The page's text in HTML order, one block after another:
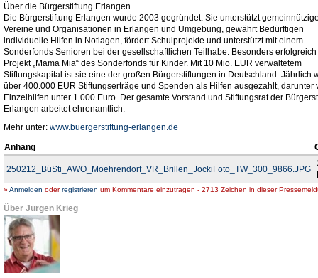
Über die Bürgerstiftung Erlangen
Die Bürgerstiftung Erlangen wurde 2003 gegründet. Sie unterstützt
Vereine und Organisationen in Erlangen und Umgebung, gewährt Bedürftigen
individuelle Hilfen in Notlagen, fördert Schulprojekte und unterstützt mit einem
Sonderfonds Senioren bei der gesellschaftlichen Teilhabe. Besonders erfolgreich
Projekt „Mama Mia“ des Sonderfonds für Kinder. Mit 10 Mio. EUR verwaltetem
Stiftungskapital ist sie eine der großen Bürgerstiftungen in Deutschland. Jährlich
über 400.000 EUR Stiftungserträge und Spenden als Hilfen ausgezahlt, darunter
Einzelhilfen unter 1.000 Euro. Der gesamte Vorstand und Stiftungsrat der
Erlangen arbeitet ehrenamtlich.
Mehr unter: www.buergerstiftung-erlangen.de
Anhang
250212_BüSti_AWO_Moehrendorf_VR_Brillen_JockiFoto_TW_300_9866.JPG
» Anmelden oderregistrieren um Kommentare einzutragen - 2713 Zeichen in dieser
Über Jürgen Krieg